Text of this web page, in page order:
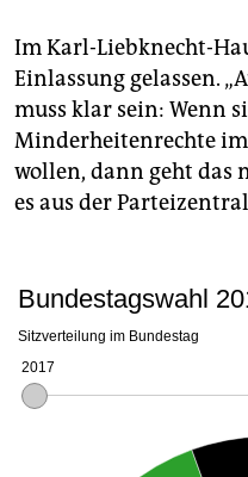
Im Karl-Liebknecht-
Einlassung gelassen.
muss klar sein: Wenn
Minderheitenrechte
wollen, dann geht das
es aus der